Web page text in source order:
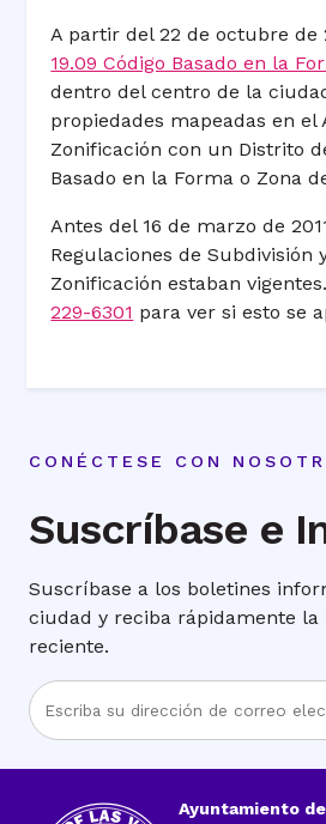
A partir del 22 de octubre de
19.09 Código Basado en la
dentro del centro de la
propiedades mapeadas en el
Zonificación con un Distrito
Basado en la Forma o Zona
Antes del 16 de marzo de
Regulaciones de Subdivisión
Zonificación estaban
229-6301 para ver si esto se
CONÉCTESE CON
Suscríbase e
Suscríbase a los boletines
ciudad y reciba rápidamente la
reciente.
Ingrese
la
correo
Ayuntamiento